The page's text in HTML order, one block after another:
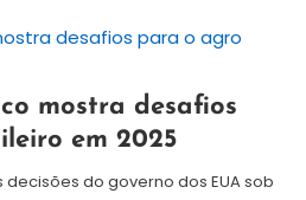
mostra desafios
em 2025
do governo dos EUA sob